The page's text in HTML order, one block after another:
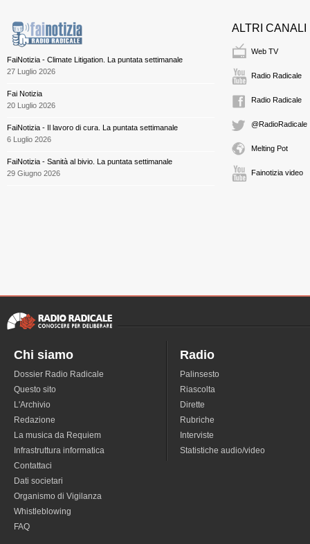
FaiNotizia - Climate Litigation. La puntata settimanale
27 Luglio 2026
Fai Notizia
20 Luglio 2026
FaiNotizia - Il lavoro di cura. La puntata settimanale
6 Luglio 2026
FaiNotizia - Sanità al bivio. La puntata settimanale
29 Giugno 2026
ALTRI CANALI
Web TV
Radio Radicale
Radio Radicale
@RadioRadicale
Melting Pot
Fainotizia video
Chi siamo
Dossier Radio Radicale
Questo sito
L'Archivio
Redazione
La musica da Requiem
Infrastruttura informatica
Contattaci
Dati societari
Organismo di Vigilanza
Whistleblowing
FAQ
Radio
Palinsesto
Riascolta
Dirette
Rubriche
Interviste
Statistiche audio/video